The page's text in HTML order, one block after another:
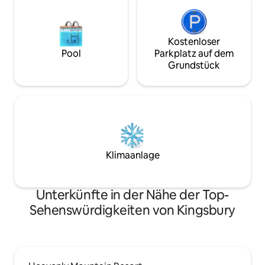
Pool
Kostenloser
Parkplatz auf dem
Grundstück
Klimaanlage
Unterkünfte in der Nähe der Top-
Sehenswürdigkeiten von Kingsbury